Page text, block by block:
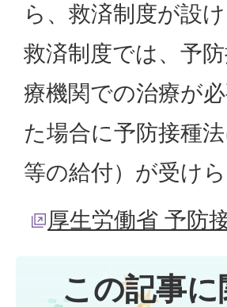
ら、救済制度が設
救済制度では、予
療機関での治療が
た場合に予防接種
等の給付）が受けら
厚生労働省 予防
この記事